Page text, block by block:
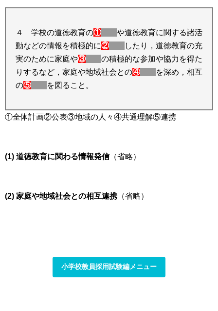
４ 学校の道徳教育の①
や道徳教育に関する諸活
動などの情報を積極的に②
したり，道徳教育の充
実のために家庭や③
の積極的な参加や協力を得た
りするなど，家庭や地域社会との④
を深め，相互
の⑤ を図ること。
①全体計画②公表③地域の人々④共通理解⑤連携
(1) 道徳教育に関わる情報発信（省略）
(2) 家庭や地域社会との相互連携（省略）
小学校教員採用試験編メニュー